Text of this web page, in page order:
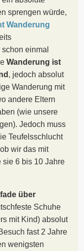
sprengen würde,
Wanderung
einmal
Wanderung ist
, jedoch absolut
Wanderung mit
andere Eltern
(wie unsere
Jedoch muss
Teufelsschlucht
wir das mit
sie 6 bis 10 Jahre
über
Schuhe
mit Kind) absolut
fast 2 Jahre
wenigsten